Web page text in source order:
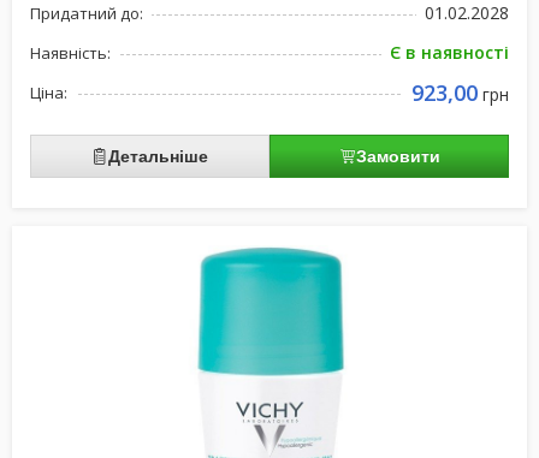
Придатний до: 01.02.2028
Наявність: Є в наявності
Ціна: 923,00 грн
Детальніше Замовити